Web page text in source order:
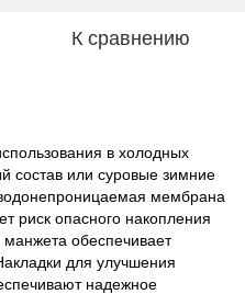
К сравнению
в холодных
состав или суровые зимние
мембрана
риск опасного накопления
манжета обеспечивает
для улучшения
надежное